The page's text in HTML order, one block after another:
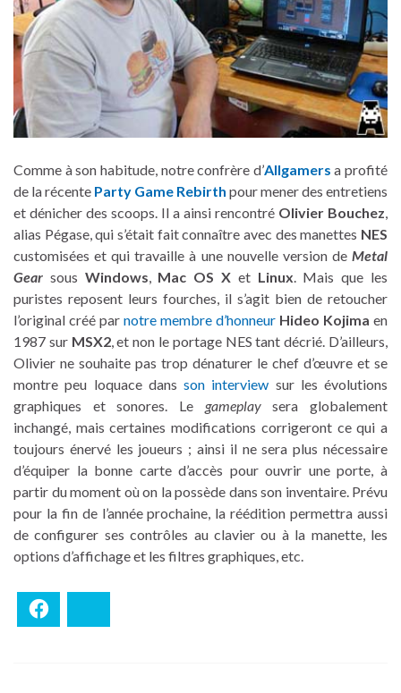
Comme à son habitude, notre confrère d’Allgamers a profité
de la récente Party Game Rebirth pour mener des entretiens
et dénicher des scoops. Il a ainsi rencontré Olivier Bouchez
alias Pégase, qui s’était fait connaître avec des manettes NES
customisées et qui travaille à une nouvelle version de Metal
Gear sous Windows Mac OS X et Linux . Mais que les
puristes reposent leurs fourches, il s’agit bien de retoucher
l’original créé par notre membre d’honneur Hideo Kojima en
1987 sur MSX2, et non le portage NES tant décrié. D’ailleurs,
Olivier ne souhaite pas trop dénaturer le chef d’œuvre et se
montre peu loquace dans son interview sur les évolutions
graphiques et sonores. Le gameplaysera globalement
inchangé, mais certaines modifications corrigeront ce qui a
toujours énervé les joueurs ; ainsi il ne sera plus nécessaire
d’équiper la bonne carte d’accès pour ouvrir une porte, à
partir du moment où on la possède dans son inventaire. Prévu
pour la fin de l’année prochaine, la réédition permettra aussi
de configurer ses contrôles au clavier ou à la manette, les
options d’affichage et les filtres graphiques, etc.